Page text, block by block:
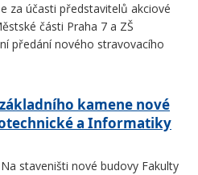
za účasti představitelů akciové
části Praha 7 a ZŠ
předání nového stravovacího
kamene nové
a Informatiky
staveništi nové budovy Fakulty